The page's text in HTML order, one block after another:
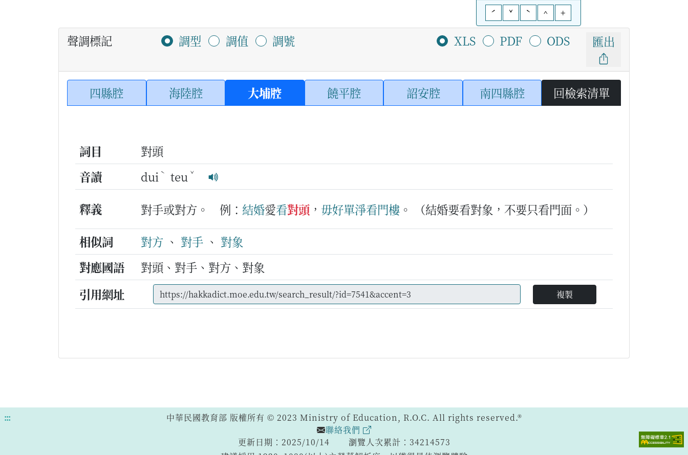
ˊ
ˇ ˋ ^ +
聲調標記 調型 調值 調號 XLS PDF ODS 匯出
四縣腔 海陸腔 大埔腔 饒平腔 詔安腔 南四縣腔 回檢索清單
詞目
對頭
音讀
dui ˋ teu ˇ
釋義 對手或對方。 例： 結婚愛看對頭 ， 毋好單淨看門樓 。
（結婚要看對象，不要只看門面。）
相似詞
對方 、 對手 、 對象
對應國語
對頭、對手、對方、對象
引用網址
複製
:::
中華民國教育部 版權所有 © 2023 Ministry of Education, R.O.C. All rights reserved.®
聯絡我們
更新日期：2025/10/14
瀏覽人次累計：34214573